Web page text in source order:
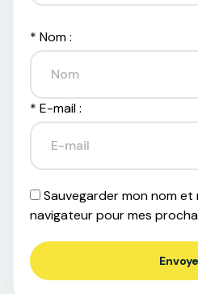
* Nom :
* E-mail :
Sauvegarder mon nom et
navigateur pour mes